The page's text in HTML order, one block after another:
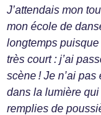
J’attendais mon
mon école de
longtemps
très court : j’ai
scène ! Je n’ai
dans la lumière
remplies de